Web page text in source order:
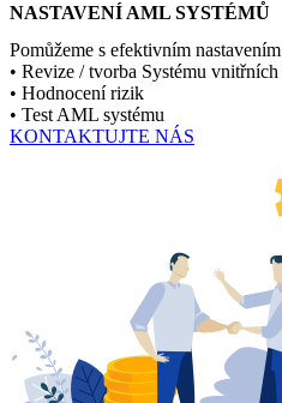
NASTAVENÍ AML SYSTÉMŮ
Pomůžeme s efektivním
• Revize / tvorba Systému vnitřních
• Hodnocení rizik
• Test AML systému
KONTAKTUJTE NÁS